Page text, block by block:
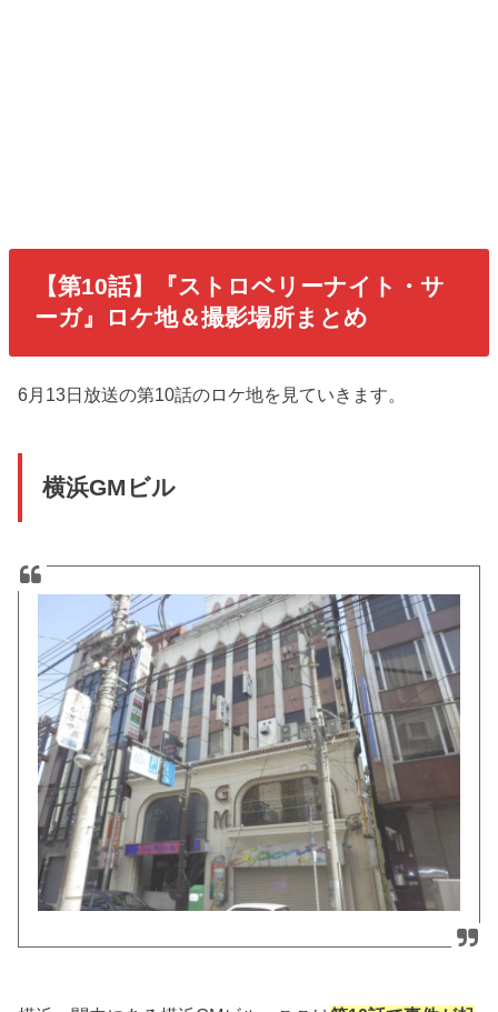
【第10話】『ストロベリーナイト・サ
ーガ』ロケ地＆撮影場所まとめ
6月13日放送の第10話のロケ地を見ていきます。
横浜GMビル